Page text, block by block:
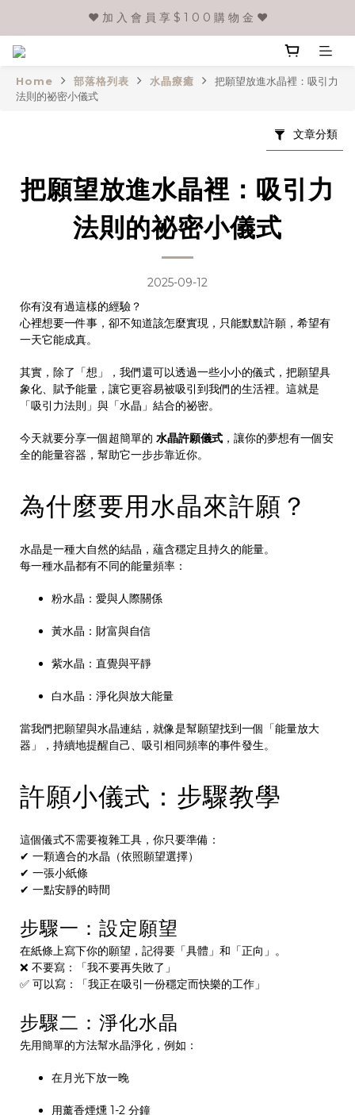
❤️ 加 入 會 員 享 $ 1 0 0 購 物 金 ❤️
Home 部落格列表 水晶療癒
把願望放進水晶裡：吸引力
法則的祕密小儀式
文章分類
把願望放進水晶裡：吸引力
法則的祕密小儀式
2025-09-12
你有沒有過這樣的經驗？
心裡想要一件事，卻不知道該怎麼實現，只能默默許願，希望有
一天它能成真。
其實，除了「想」，我們還可以透過一些小小的儀式，把願望具
象化、賦予能量，讓它更容易被吸引到我們的生活裡。這就是
「吸引力法則」與「水晶」結合的祕密。
今天就要分享一個超簡單的 水晶許願儀式 ，讓你的夢想有一個安
全的能量容器，幫助它一步步靠近你。
為什麼要用水晶來許願？
水晶是一種大自然的結晶，蘊含穩定且持久的能量。
每一種水晶都有不同的能量頻率：
粉水晶：愛與人際關係
黃水晶：財富與自信
紫水晶：直覺與平靜
白水晶：淨化與放大能量
當我們把願望與水晶連結，就像是幫願望找到一個「能量放大
器」，持續地提醒自己、吸引相同頻率的事件發生。
許願小儀式：步驟教學
這個儀式不需要複雜工具，你只要準備：
✔ 一顆適合的水晶（依照願望選擇）
✔ 一張小紙條
✔ 一點安靜的時間
步驟一：設定願望
在紙條上寫下你的願望，記得要「具體」和「正向」。
❌ 不要寫：「我不要再失敗了」
✅ 可以寫：「我正在吸引一份穩定而快樂的工作」
步驟二：淨化水晶
先用簡單的方法幫水晶淨化，例如：
在月光下放一晚
用薰香煙燻 1-2 分鐘